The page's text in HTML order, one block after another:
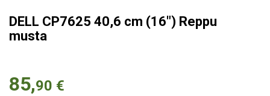
DELL CP7625 40,6 cm (16") Reppu
musta
85,90 €